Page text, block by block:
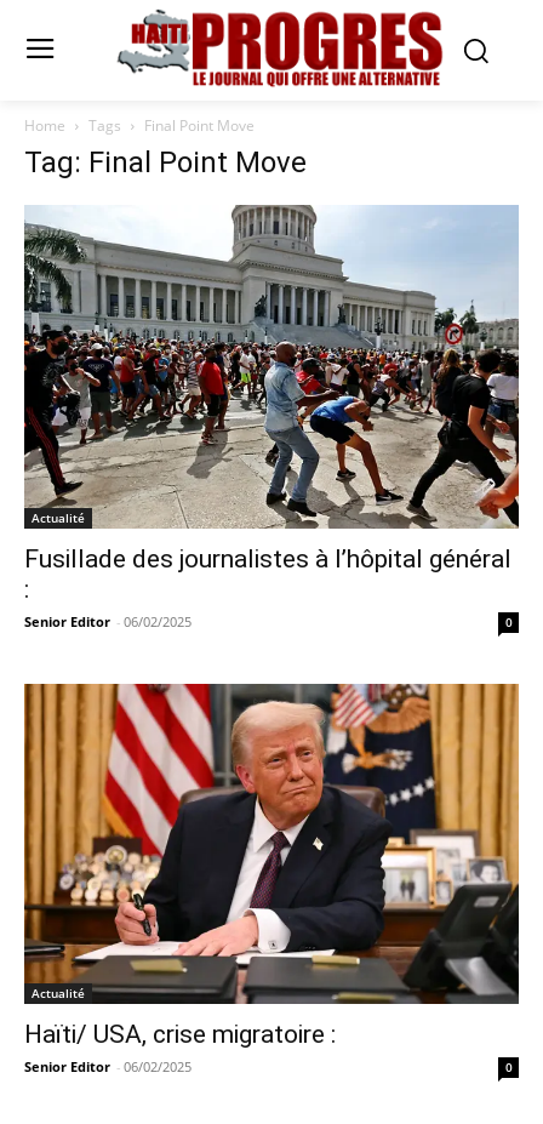
Home Tags Final Point Move
Tag: Final Point Move
Actualité
Fusillade des journalistes à l’hôpital général
:
Senior Editor - 06/02/2025 0
Actualité
Haïti/ USA, crise migratoire :
Senior Editor - 06/02/2025 0